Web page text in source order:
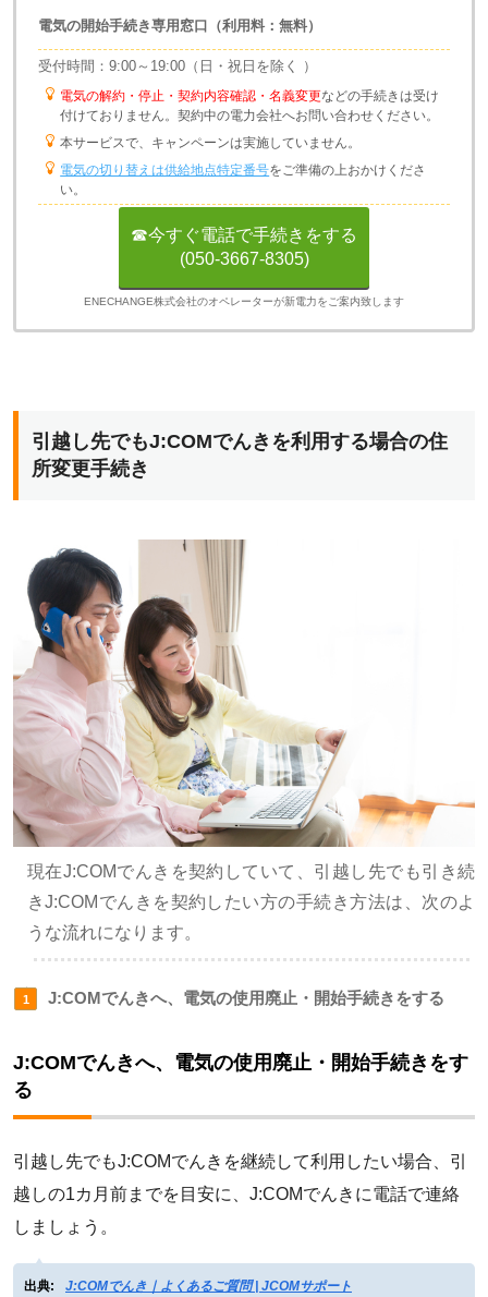
電気の開始手続き専用窓口（利用料：無料）
受付時間：9:00～19:00（日・祝日を除く ）
電気の解約・停止・契約内容確認・名義変更などの手続きは受け
付けておりません。契約中の電力会社へお問い合わせください。
本サービスで、キャンペーンは実施していません。
電気の切り替えは供給地点特定番号をご準備の上おかけくださ
い。
☎今すぐ電話で手続きをする
(050-3667-8305)
ENECHANGE株式会社のオペレーターが新電力をご案内致します
引越し先でもJ:COMでんきを利用する場合の住
所変更手続き
現在J:COMでんきを契約していて、引越し先でも引き続
きJ:COMでんきを契約したい方の手続き方法は、次のよ
うな流れになります。
J:COMでんきへ、電気の使用廃止・開始手続きをする
J:COMでんきへ、電気の使用廃止・開始手続きをす
る
引越し先でもJ:COMでんきを継続して利用したい場合、引
越しの1カ月前までを目安に、J:COMでんきに電話で連絡
しましょう。
出典: J:COMでんき｜よくあるご質問 | JCOMサポート